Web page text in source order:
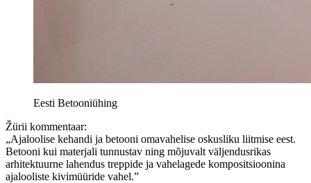
Eesti Betooniühing
Žürii kommentaar:
„Ajaloolise kehandi ja betooni omavahelise oskusliku liitmise eest.
Betooni kui materjali tunnustav ning mõjuvalt väljendusrikas
arhitektuurne lahendus treppide ja vahelagede kompositsioonina
ajalooliste kivimüüride vahel.”